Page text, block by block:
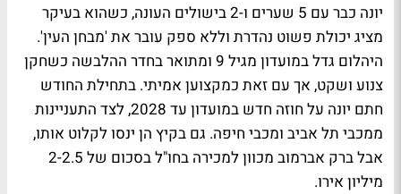
יונה כבר עם 5 שערים ו-2 בישולים העונה, כשהוא בעיקר
מציג יכולת פשוט נהדרת וללא ספק עובר את 'מבחן העין'.
היהלום גדל במועדון מגיל 9 ומתואר בחדר ההלבשה כשחקן
צנוע ושקט, אך עם זאת כמקצוען אמיתי. בתחילת החודש
חתם יונה על חוזה חדש במועדון עד 2028, לצד התעניינות
ממכבי תל אביב ומכבי חיפה. גם בקיץ הן ינסו לקלוט אותו,
אבל ברק אברמוב מכוון למכירה בחו"ל בסכום של 2-2.5
מיליון אירו.